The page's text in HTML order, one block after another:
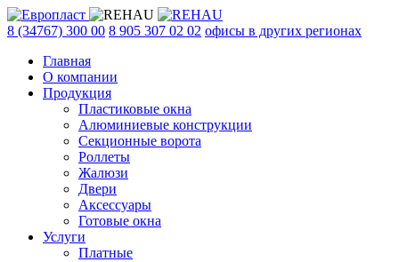
8 (34767) 300 00 8 905 307 02 02 офисы в других регионах
Главная
О компании
Продукция
Пластиковые окна
Алюминиевые конструкции
Секционные ворота
Роллеты
Жалюзи
Двери
Аксессуары
Готовые окна
Услуги
Платные